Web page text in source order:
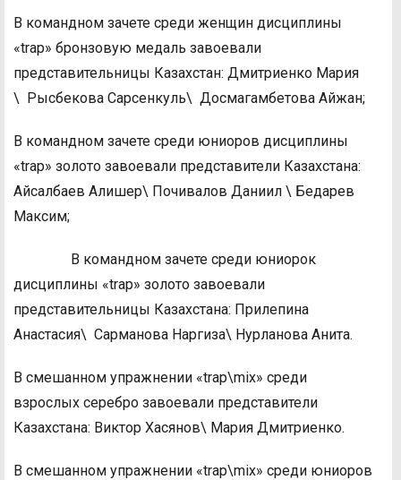
В командном зачете среди женщин дисциплины
«trap» бронзовую медаль завоевали
представительницы Казахстан: Дмитриенко Мария
\ Рысбекова Сарсенкуль\ Досмагамбетова Айжан;
В командном зачете среди юниоров дисциплины
«trap» золото завоевали представители Казахстана:
Айсалбаев Алишер\ Почивалов Даниил \ Бедарев
Максим;
В командном зачете среди юниорок
дисциплины «trap» золото завоевали
представительницы Казахстана: Прилепина
Анастасия\ Сарманова Наргиза\ Нурланова Анита.
В смешанном упражнении «trap\mix» среди
взрослых серебро завоевали представители
Казахстана: Виктор Хасянов\ Мария Дмитриенко.
В смешанном упражнении «trap\mix» среди юниоров